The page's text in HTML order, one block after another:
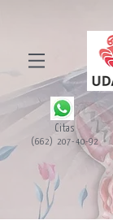
Citas
(662) 207-40-92